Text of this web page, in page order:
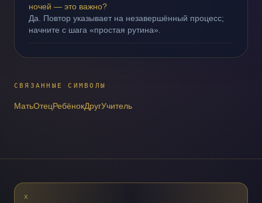
ночей — это важно?
Да. Повтор указывает на незавершённый процесс;
начните с шага «простая рутина».
СВЯЗАННЫЕ СИМВОЛЫ
МатьОтецРебёнокДругУчитель
X